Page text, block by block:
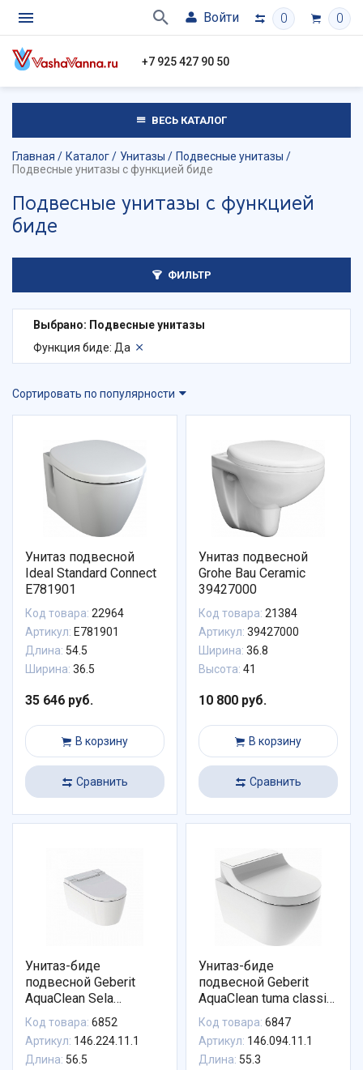
Войти 0 0
+7 925 427 90 50
ВЕСЬ КАТАЛОГ
Главная Каталог Унитазы
Подвесные унитазы
Подвесные унитазы с функцией биде
Подвесные унитазы с функцией
биде
ФИЛЬТР
Выбрано: Подвесные унитазы
Функция биде: Да
Сортировать по популярности
Унитаз подвесной
Ideal Standard Connect
E781901
Код товара: 22964
Артикул: E781901
Длина: 54.5
Ширина: 36.5
35 646 руб.
В корзину
Сравнить
Унитаз подвесной
Grohe Bau Ceramic
39427000
Код товара: 21384
Артикул: 39427000
Ширина: 36.8
Высота: 41
10 800 руб.
В корзину
Сравнить
Унитаз-биде
подвесной Geberit
AquaClean Sela
146.224.11.1 панель
белая
Код товара: 6852
Артикул: 146.224.11.1
Длина: 56.5
Унитаз-биде
подвесной Geberit
AquaClean tuma classic
146.094.11.1
безободковый
альпийский белый
Код товара: 6847
Артикул: 146.094.11.1
Длина: 55.3